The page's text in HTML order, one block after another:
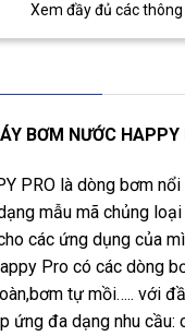
Xem đầy đủ các
BƠM NƯỚC HAPPY
PRO là dòng bơm
mẫu mã chủng
các ứng dụng của
Pro có các dòng
tự mồi….. với
ứng đa dạng nhu cầu: